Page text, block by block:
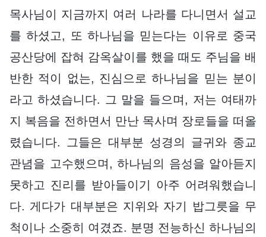
목사님이 지금까지 여러 나라를 다니면서 설교
를 하셨고, 또 하나님을 믿는다는 이유로 중국
공산당에 잡혀 감옥살이를 했을 때도 주님을 배
반한 적이 없는, 진심으로 하나님을 믿는 분이
라고 하셨습니다. 그 말을 들으며, 저는 여태까
지 복음을 전하면서 만난 목사며 장로들을 떠올
렸습니다. 그들은 대부분 성경의 글귀와 종교
관념을 고수했으며, 하나님의 음성을 알아듣지
못하고 진리를 받아들이기 아주 어려워했습니
다. 게다가 대부분은 지위와 자기 밥그릇을 무
척이나 소중히 여겼죠. 분명 전능하신 하나님의